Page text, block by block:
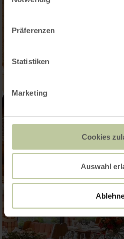
Präferenzen
Statistiken
Marketing
Cookies
Auswahl